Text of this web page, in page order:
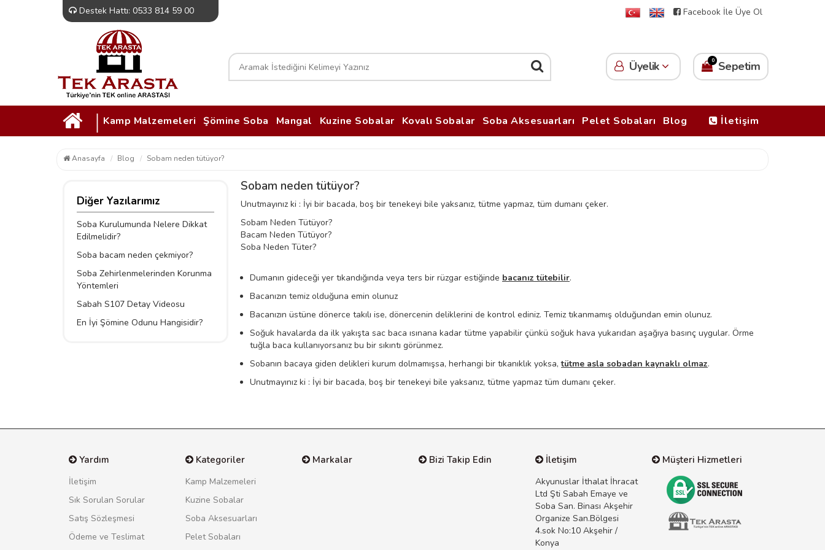
Destek Hattı: 0533 814 59 00 Facebook İle Üye Ol
Üyelik 0 Sepetim
| Kamp Malzemeleri Şömine Soba Mangal Kuzine Sobalar Kovalı Sobalar Soba Aksesuarları Pelet Sobaları Blog İletişim
Anasayfa Blog Sobam neden tütüyor?
Diğer Yazılarımız
Soba Kurulumunda Nelere Dikkat
Edilmelidir?
Soba bacam neden çekmiyor?
Soba Zehirlenmelerinden Korunma
Yöntemleri
Sabah S107 Detay Videosu
En İyi Şömine Odunu Hangisidir?
Sobam neden tütüyor?
Unutmayınız ki : İyi bir bacada, boş bir tenekeyi bile yaksanız, tütme yapmaz, tüm dumanı çeker.
Sobam Neden Tütüyor?
Bacam Neden Tütüyor?
Soba Neden Tüter?
Dumanın gideceği yer tıkandığında veya ters bir rüzgar estiğinde bacanız tütebilir.
Bacanızın temiz olduğuna emin olunuz
Bacanızın üstüne dönerce takılı ise, dönercenin deliklerini de kontrol ediniz. Temiz tıkanmamış olduğundan emin olunuz.
Soğuk havalarda da ilk yakışta sac baca ısınana kadar tütme yapabilir çünkü soğuk hava yukarıdan aşağıya basınç uygular. Örme
tuğla baca kullanıyorsanız bu bir sıkıntı görünmez.
Sobanın bacaya giden delikleri kurum dolmamışsa, herhangi bir tıkanıklık yoksa,tütme asla sobadan kaynaklı olmaz.
Unutmayınız ki : İyi bir bacada, boş bir tenekeyi bile yaksanız, tütme yapmaz tüm dumanı çeker.
Yardım
İletişim
Sık Sorulan Sorular
Satış Sözleşmesi
Ödeme ve Teslimat
Kategoriler
Kamp Malzemeleri
Kuzine Sobalar
Soba Aksesuarları
Pelet Sobaları
Markalar Bizi Takip Edin İletişim
Akyunuslar İthalat İhracat
Ltd Şti Sabah Emaye ve
Soba San. Binası Akşehir
Organize San.Bölgesi
4.sok No:10 Akşehir /
Konya
Müşteri Hizmetleri